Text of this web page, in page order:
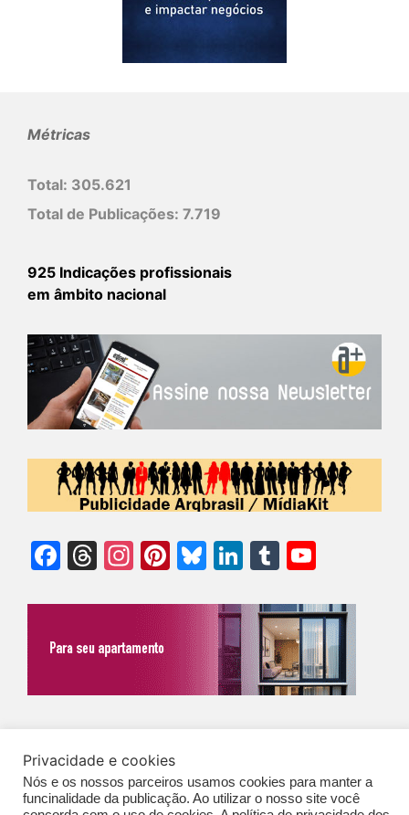
Métricas
Total: 305.621
Total de Publicações: 7.719
925 Indicações profissionais
em âmbito nacional
Facebook
Threads
Instagram
Pinterest
Bluesky
LinkedIn
Tumblr
Expediente|Contato|Newsletter
GERAIS DE PUBLICAÇÃO (CGP
Privacidade e cookies
Nós e os nossos parceiros usamos cookies para manter a
funcinalidade da publicação. Ao utilizar o nosso site você